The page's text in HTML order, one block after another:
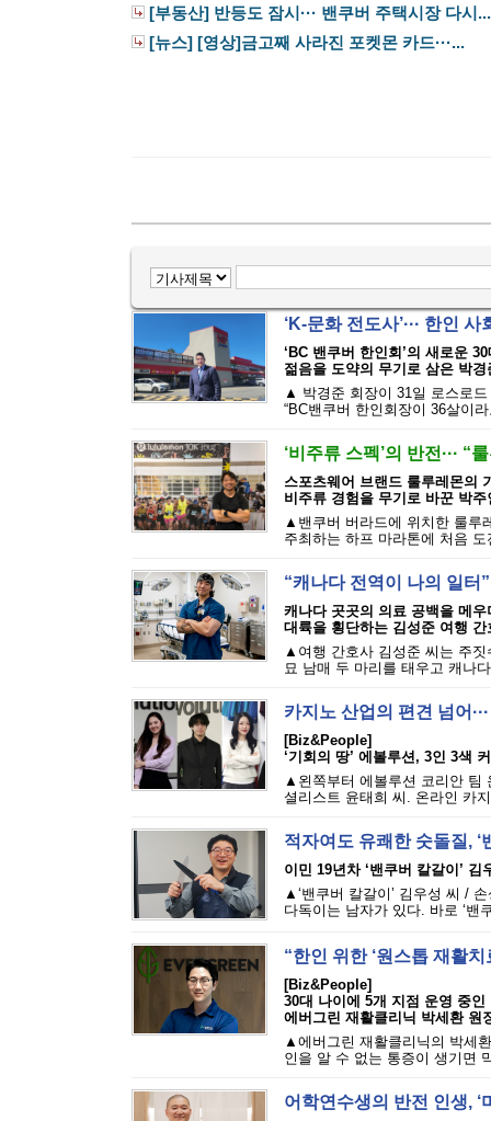
[부동산] 반등도 잠시··· 밴쿠버 주택시장 다시...
[뉴스] [영상]금고째 사라진 포켓몬 카드···...
‘K-문화 전도사’··· 한인
‘BC 밴쿠버 한인회’의 새로운
젊음을 도약의 무기로 삼은 박경
▲ 박경준 회장이 31일 로스로
“BC밴쿠버 한인회장이 36살이
‘비주류 스펙’의 반전···
스포츠웨어 브랜드 룰루레몬의
비주류 경험을 무기로 바꾼 박주
▲밴쿠버 버라드에 위치한 룰루
주최하는 하프 마라톤에 처음
“캐나다 전역이 나의 일터
캐나다 곳곳의 의료 공백을 메우
대륙을 횡단하는 김성준 여행 간
▲여행 간호사 김성준 씨는 주
묘 남매 두 마리를 태우고 캐나
카지노 산업의 편견 넘어
[Biz&People]
‘기회의 땅’ 에볼루션, 3인 3색
▲왼쪽부터 에볼루션 코리안 팀
셜리스트 윤태희 씨. 온라인 카
적자여도 유쾌한 숫돌질,
이민 19년차 ‘밴쿠버 칼갈이’ 김
▲‘밴쿠버 칼갈이’ 김우성 씨 /
다독이는 남자가 있다. 바로 ‘밴
“한인 위한 ‘원스톱 재활
[Biz&People]
30대 나이에 5개 지점 운영 중인
에버그린 재활클리닉 박세환 원
▲에버그린 재활클리닉의 박세
인을 알 수 없는 통증이 생기면
어학연수생의 반전 인생, ‘